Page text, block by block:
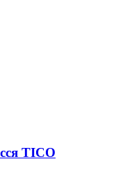
TICO